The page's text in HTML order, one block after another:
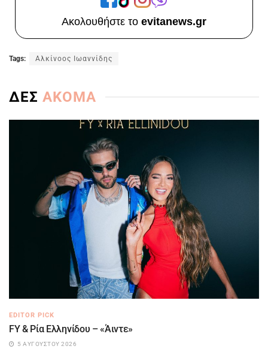
Ακολουθήστε το evitanews.gr
Tags: Αλκίνοος Ιωαννίδης
ΔΕΣ ΑΚΟΜΑ
EDITOR PICK
FY & Ρία Ελληνίδου – «Άιντε»
5 ΑΥΓΟΎΣΤΟΥ 2026